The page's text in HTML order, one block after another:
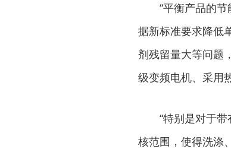
“平衡产品的节
据新标准要求降低
剂残留量大等问题
级变频电机、采用
“特别是对于带
核范围，使得洗涤